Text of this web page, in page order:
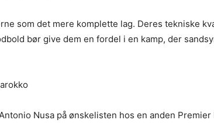
som det mere komplette lag. Deres tekniske
bør give dem en fordel i en kamp, der
Nusa på ønskelisten hos en anden